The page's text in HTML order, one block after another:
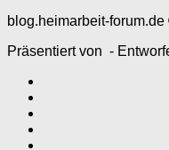
blog.heimarbeit-
Präsentiert von -